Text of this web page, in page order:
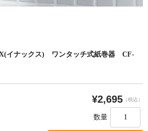
イナックス) ワンタッチ式紙巻器 CF-
¥2,695 （税込）
数量